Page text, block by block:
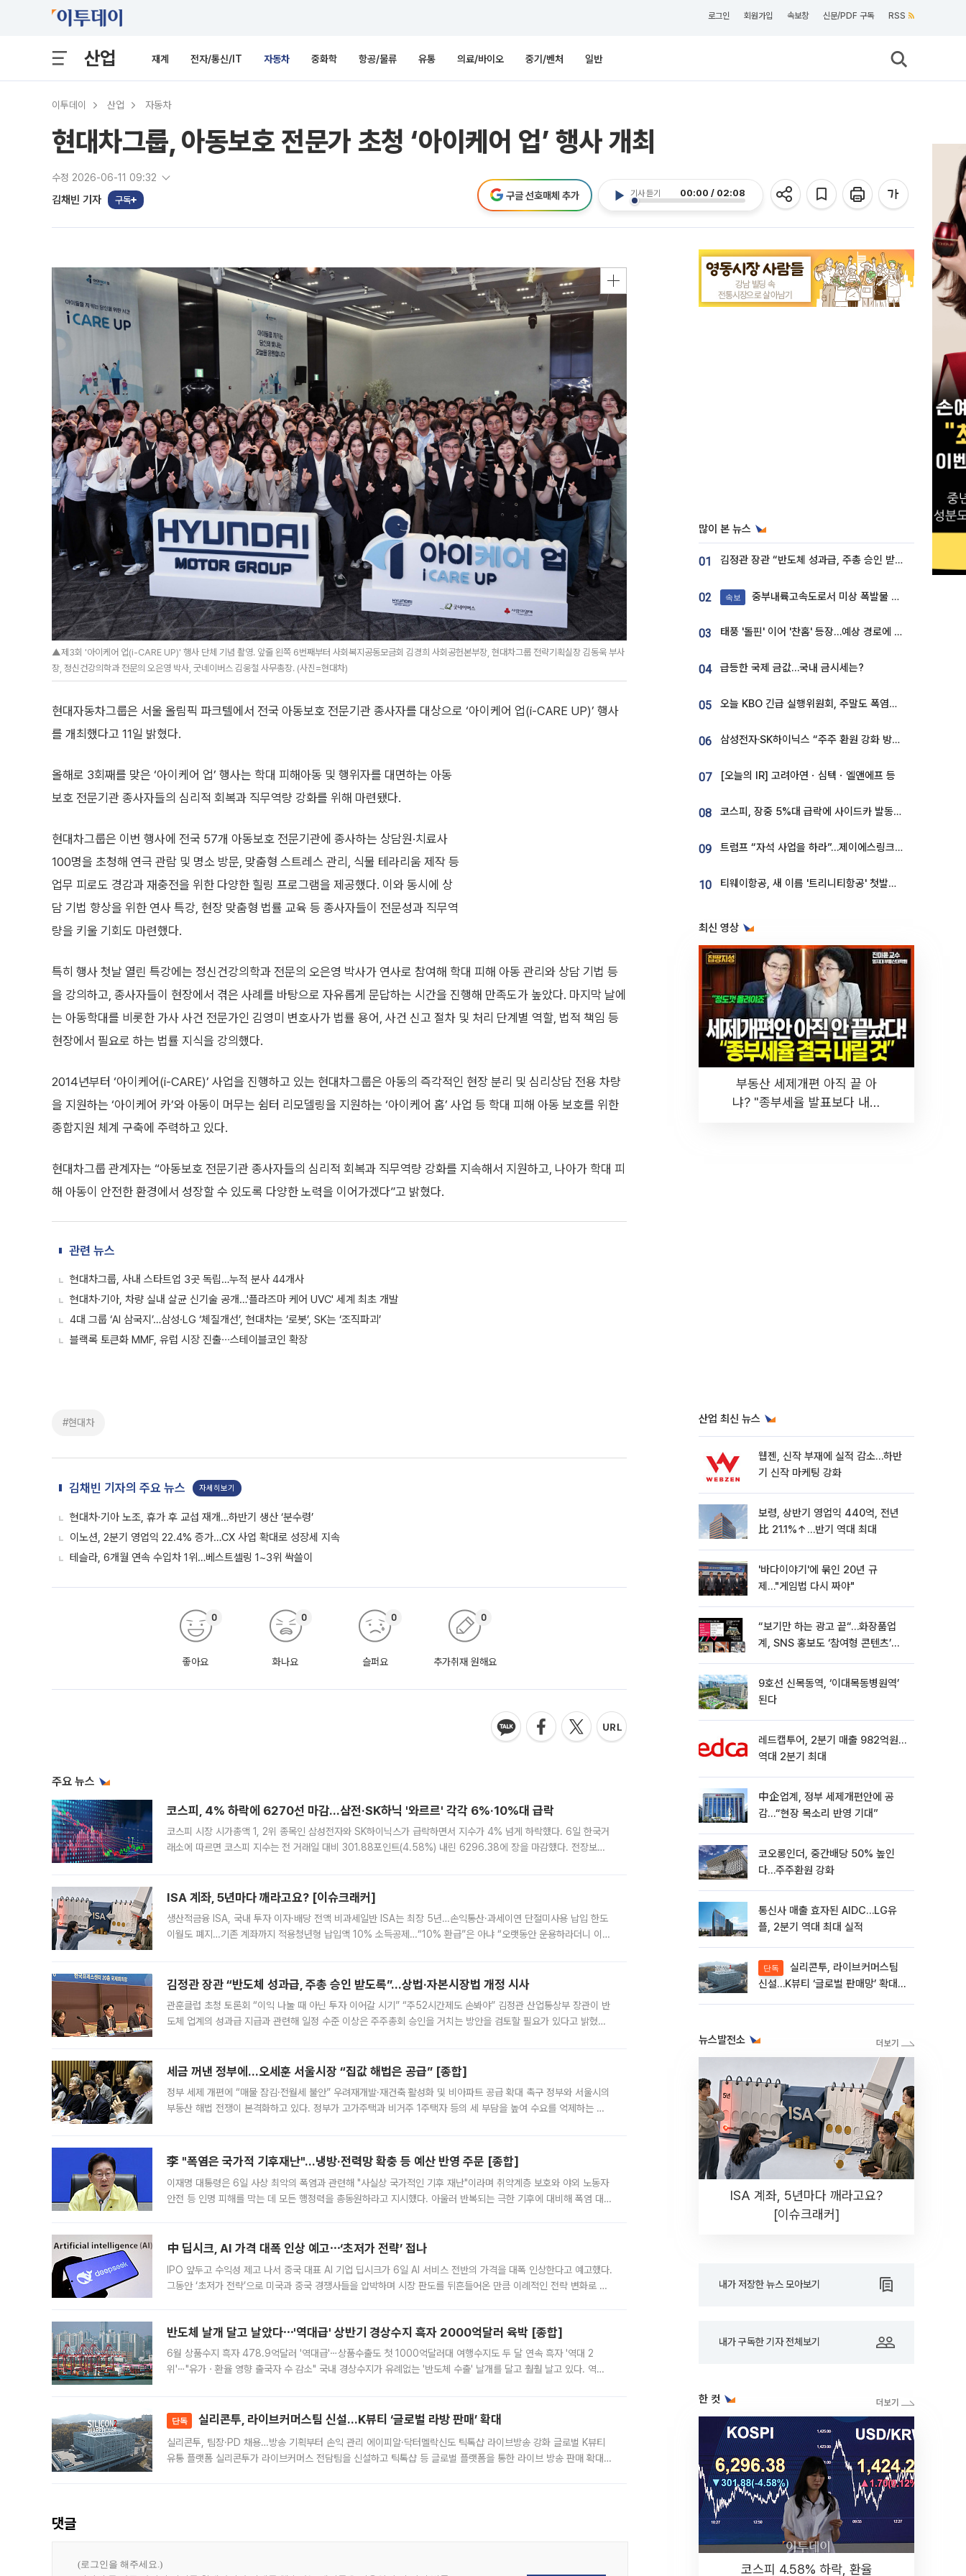
로그인 회원가입 속보창 신문/PDF 구독 RSS
산업 재계 전자/통신/IT 자동차 중화학 항공/물류 유통 의료/바이오 중기/벤처 일반
이투데이 산업 자동차
현대차그룹, 아동보호 전문가 초청 ‘아이케어 업’ 행사 개최
수정 2026-06-11 09:32
김채빈 기자 구독
기사 듣기 00:00 / 02:08
구글 선호매체 추가
▲제3회 '아이케어 업(i-CARE UP)' 행사 단체 기념 촬영. 앞줄 왼쪽 6번째부터 사회복지공동모금회 김경희 사회공헌본부장, 현대차그룹 전략기획실장 김동욱 부사
장, 정신건강의학과 전문의 오은영 박사, 굿네이버스 김웅철 사무총장. (사진=현대차)
현대자동차그룹은 서울 올림픽 파크텔에서 전국 아동보호 전문기관 종사자를 대상으로 ‘아이케어 업(i-CARE UP)’ 행사
를 개최했다고 11일 밝혔다.
올해로 3회째를 맞은 ‘아이케어 업’ 행사는 학대 피해아동 및 행위자를 대면하는 아동
보호 전문기관 종사자들의 심리적 회복과 직무역량 강화를 위해 마련됐다.
현대차그룹은 이번 행사에 전국 57개 아동보호 전문기관에 종사하는 상담원·치료사
100명을 초청해 연극 관람 및 명소 방문, 맞춤형 스트레스 관리, 식물 테라리움 제작 등
업무 피로도 경감과 재충전을 위한 다양한 힐링 프로그램을 제공했다. 이와 동시에 상
담 기법 향상을 위한 연사 특강, 현장 맞춤형 법률 교육 등 종사자들이 전문성과 직무역
량을 키울 기회도 마련했다.
특히 행사 첫날 열린 특강에는 정신건강의학과 전문의 오은영 박사가 연사로 참여해 학대 피해 아동 관리와 상담 기법 등
을 강의하고, 종사자들이 현장에서 겪은 사례를 바탕으로 자유롭게 문답하는 시간을 진행해 만족도가 높았다. 마지막 날에
는 아동학대를 비롯한 가사 사건 전문가인 김영미 변호사가 법률 용어, 사건 신고 절차 및 처리 단계별 역할, 법적 책임 등
현장에서 필요로 하는 법률 지식을 강의했다.
2014년부터 ‘아이케어(i-CARE)’ 사업을 진행하고 있는 현대차그룹은 아동의 즉각적인 현장 분리 및 심리상담 전용 차량
을 지원하는 ‘아이케어 카’와 아동이 머무는 쉼터 리모델링을 지원하는 ‘아이케어 홈’ 사업 등 학대 피해 아동 보호를 위한
종합지원 체계 구축에 주력하고 있다.
현대차그룹 관계자는 “아동보호 전문기관 종사자들의 심리적 회복과 직무역량 강화를 지속해서 지원하고, 나아가 학대 피
해 아동이 안전한 환경에서 성장할 수 있도록 다양한 노력을 이어가겠다”고 밝혔다.
관련 뉴스
현대차그룹, 사내 스타트업 3곳 독립…누적 분사 44개사
현대차·기아, 차량 실내 살균 신기술 공개…'플라즈마 케어 UVC' 세계 최초 개발
4대 그룹 ‘AI 삼국지’…삼성·LG ‘체질개선’, 현대차는 ‘로봇’, SK는 ‘조직파괴’
블랙록 토큰화 MMF, 유럽 시장 진출∙∙∙스테이블코인 확장
#현대차
김채빈 기자의 주요 뉴스 자세히보기
현대차·기아 노조, 휴가 후 교섭 재개…하반기 생산 ‘분수령’
이노션, 2분기 영업익 22.4% 증가…CX 사업 확대로 성장세 지속
테슬라, 6개월 연속 수입차 1위…베스트셀링 1~3위 싹쓸이
좋아요
0
화나요
0
슬퍼요
0
추가취재 원해요
0
주요 뉴스
코스피, 4% 하락에 6270선 마감…삼전·SK하닉 '와르르' 각각 6%·10%대 급락
코스피 시장 시가총액 1, 2위 종목인 삼성전자와 SK하이닉스가 급락하면서 지수가 4% 넘게 하락했다. 6일 한국거
래소에 따르면 코스피 지수는 전 거래일 대비 301.88포인트(4.58%) 내린 6296.38에 장을 마감했다. 전장보다
ISA 계좌, 5년마다 깨라고요? [이슈크래커]
생산적금융 ISA, 국내 투자 이자·배당 전액 비과세일반 ISA는 최장 5년…손익통산·과세이연 단절미사용 납입 한도
이월도 폐지…기존 계좌까지 적용청년형 납입액 10% 소득공제…“10% 환급”은 아냐 “오랫동안 운용하라더니 이제
김정관 장관 “반도체 성과급, 주총 승인 받도록”…상법·자본시장법 개정 시사
관훈클럽 초청 토론회 “이익 나눌 때 아닌 투자 이어갈 시기” “주52시간제도 손봐야” 김정관 산업통상부 장관이 반
도체 업계의 성과급 지급과 관련해 일정 수준 이상은 주주총회 승인을 거치는 방안을 검토할 필요가 있다고 밝혔다.
세금 꺼낸 정부에…오세훈 서울시장 “집값 해법은 공급” [종합]
정부 세제 개편에 “매물 잠김·전월세 불안” 우려재개발·재건축 활성화 및 비아파트 공급 확대 촉구 정부와 서울시의
부동산 해법 전쟁이 본격화하고 있다. 정부가 고가주택과 비거주 1주택자 등의 세 부담을 높여 수요를 억제하는 카
李 "폭염은 국가적 기후재난"…냉방·전력망 확충 등 예산 반영 주문 [종합]
이재명 대통령은 6일 사상 최악의 폭염과 관련해 "사실상 국가적인 기후 재난"이라며 취약계층 보호와 야외 노동자
안전 등 인명 피해를 막는 데 모든 행정력을 총동원하라고 지시했다. 아울러 반복되는 극한 기후에 대비해 폭염 대응
中 딥시크, AI 가격 대폭 인상 예고⋯‘초저가 전략’ 접나
IPO 앞두고 수익성 제고 나서 중국 대표 AI 기업 딥시크가 6일 AI 서비스 전반의 가격을 대폭 인상한다고 예고했다.
그동안 ‘초저가 전략’으로 미국과 중국 경쟁사들을 압박하며 시장 판도를 뒤흔들어온 만큼 이례적인 전략 변화로 평
반도체 날개 달고 날았다⋯'역대급' 상반기 경상수지 흑자 2000억달러 육박 [종합]
6월 상품수지 흑자 478.9억달러 '역대급'⋯상품수출도 첫 1000억달러대 여행수지도 두 달 연속 흑자 '역대 2
위'⋯"유가ㆍ환율 영향 출국자 수 감소" 국내 경상수지가 유례없는 '반도체 수출' 날개를 달고 훨훨 날고 있다. 역대
단독 실리콘투, 라이브커머스팀 신설…K뷰티 ‘글로벌 라방 판매’ 확대
실리콘투, 팀장·PD 채용…방송 기획부터 손익 관리 에이피알·닥터멜락신도 틱톡샵 라이브방송 강화 글로벌 K뷰티
유통 플랫폼 실리콘투가 라이브커머스 전담팀을 신설하고 틱톡샵 등 글로벌 플랫폼을 통한 라이브 방송 판매 확대에
댓글
많이 본 뉴스
01 김정관 장관 “반도체 성과급, 주총 승인 받도록”…상법·자본시장법 개정 시사
02 속보 중부내륙고속도로서 미상 폭발물 발견
03 태풍 '돌핀' 이어 '찬홈' 등장…예상 경로에 한국 '한숨'
04 급등한 국제 금값…국내 금시세는?
05 오늘 KBO 긴급 실행위원회, 주말도 폭염취소 될까
06 삼성전자·SK하이닉스 “주주 환원 강화 방안 마련”
07 [오늘의 IR] 고려아연ㆍ심텍ㆍ엘앤에프 등
08 코스피, 장중 5%대 급락에 사이드카 발동…삼성·SK 동반 폭락
09 트럼프 “자석 사업을 하라”…제이에스링크, 비중국 영구자석 공급망 구축 속도
10 티웨이항공, 새 이름 '트리니티항공' 첫발…SSC 전략 본격화
최신 영상
부동산 세제개편 아직 끝 아
냐? "종부세율 발표보다 내릴
산업 최신 뉴스
웹젠, 신작 부재에 실적 감소…하반
기 신작 마케팅 강화
보령, 상반기 영업익 440억, 전년
比 21.1%↑…반기 역대 최대
'바다이야기'에 묶인 20년 규
제…"게임법 다시 짜야"
“보기만 하는 광고 끝“…화장품업
계, SNS 홍보도 ‘참여형 콘텐츠’로
9호선 신목동역, ‘이대목동병원역’
된다
레드캡투어, 2분기 매출 982억원…
역대 2분기 최대
中企업계, 정부 세제개편안에 공
감…“현장 목소리 반영 기대”
코오롱인더, 중간배당 50% 높인
다…주주환원 강화
통신사 매출 효자된 AIDC…LG유
플, 2분기 역대 최대 실적
단독
신설…K뷰티 ‘글로벌 판매망’ 확대
뉴스발전소
ISA 계좌, 5년마다 깨라고요?
[이슈크래커]
내가 저장한 뉴스 모아보기
내가 구독한 기자 전체보기
한 컷
코스피 4.58% 하락, 환율